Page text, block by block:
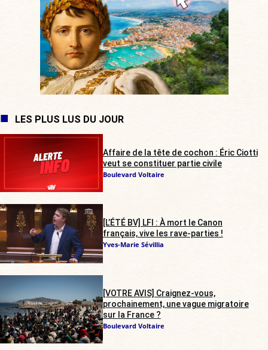
LES PLUS LUS DU JOUR
Affaire de la tête de cochon : Éric Ciotti
veut se constituer partie civile
Boulevard Voltaire
[L’ÉTÉ BV] LFI : À mort le Canon
français, vive les rave-parties !
Yves-Marie Sévillia
[VOTRE AVIS] Craignez-vous,
prochainement, une vague migratoire
sur la France ?
Boulevard Voltaire